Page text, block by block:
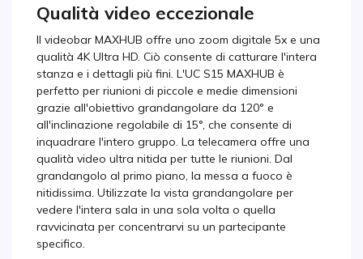
Qualità video eccezionale
Il videobar MAXHUB offre uno zoom digitale 5x e una
qualità 4K Ultra HD. Ciò consente di catturare l'intera
stanza e i dettagli più fini. L'UC S15 MAXHUB è
perfetto per riunioni di piccole e medie dimensioni
grazie all'obiettivo grandangolare da 120° e
all'inclinazione regolabile di 15°, che consente di
inquadrare l'intero gruppo. La telecamera offre una
qualità video ultra nitida per tutte le riunioni. Dal
grandangolo al primo piano, la messa a fuoco è
nitidissima. Utilizzate la vista grandangolare per
vedere l'intera sala in una sola volta o quella
ravvicinata per concentrarvi su un partecipante
specifico.